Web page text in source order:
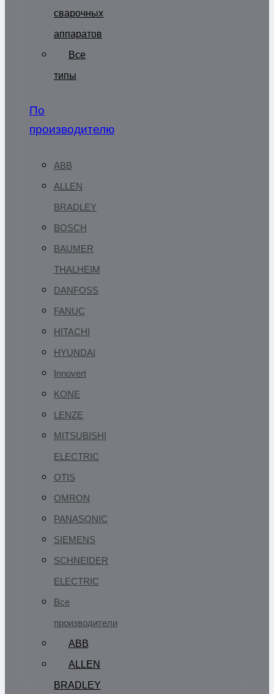
сварочных
аппаратов
Все
типы
По
производителю
ABB
ALLEN
BRADLEY
BOSCH
BAUMER
THALHEIM
DANFOSS
FANUC
HITACHI
HYUNDAI
Innovert
KONE
LENZE
MITSUBISHI
ELECTRIC
OTIS
OMRON
PANASONIC
SIEMENS
SCHNEIDER
ELECTRIC
Все
производители
ABB
ALLEN
BRADLEY